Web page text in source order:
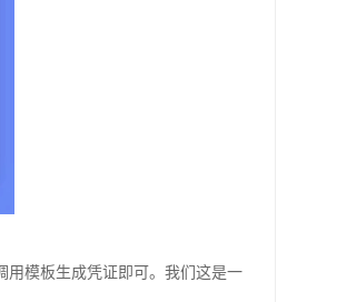
用模板生成凭证即可。我们这是一